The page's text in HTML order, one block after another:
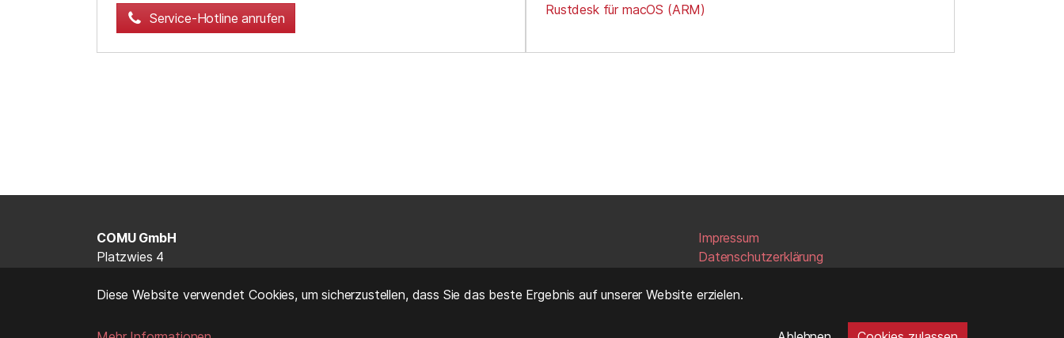
Diese Website verwendet Cookies, um sicherzustellen, dass Sie das beste Ergebnis auf unserer Website erzielen.
Service-Hotline anrufen
Rustdesk für macOS (ARM)
COMU GmbH
Platzwies 4
Impressum
Datenschutzerklärung